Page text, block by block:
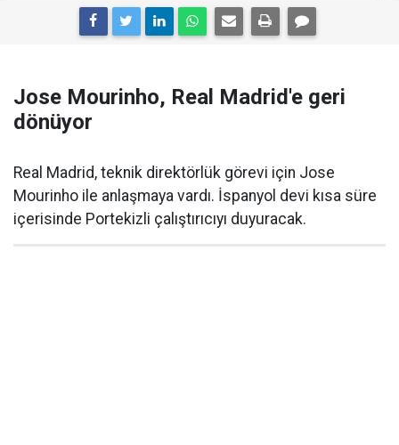
Jose Mourinho, Real Madrid'e geri
dönüyor
Real Madrid, teknik direktörlük görevi için Jose
Mourinho ile anlaşmaya vardı. İspanyol devi kısa süre
içerisinde Portekizli çalıştırıcıyı duyuracak.